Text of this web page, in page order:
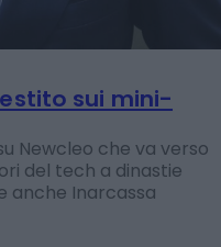
sui mini-
Newcleo che va verso
del tech a dinastie
anche Inarcassa